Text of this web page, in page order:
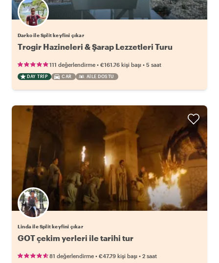
Darko ile Split keyfini çıkar
Trogir Hazineleri & Şarap Lezzetleri Turu
111 değerlendirme • €161.76 kişi başı • 5 saat
DAY TRIP CAR AILE DOSTU
Linda ile Split keyfini çıkar
GOT çekim yerleri ile tarihi tur
81 değerlendirme • €47.79 kişi başı • 2 saat